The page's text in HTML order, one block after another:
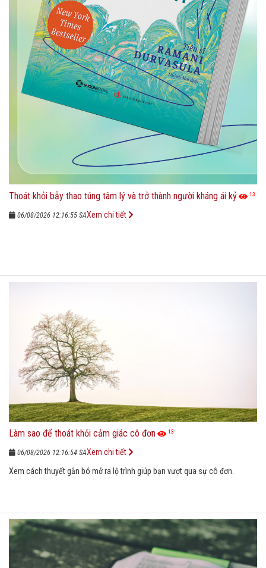
Thoát khỏi bẫy thao túng tâm lý và trở thành người kháng ái kỷ 13
06/08/2026 12:16:55 SAXem chi tiết
Làm sao để thoát khỏi cảm giác cô đơn 13
06/08/2026 12:16:54 SA
Xem cách thuyết gắn bó mở ra lộ trình giúp bạn vượt qua sự cô đơn.
Xem chi tiết